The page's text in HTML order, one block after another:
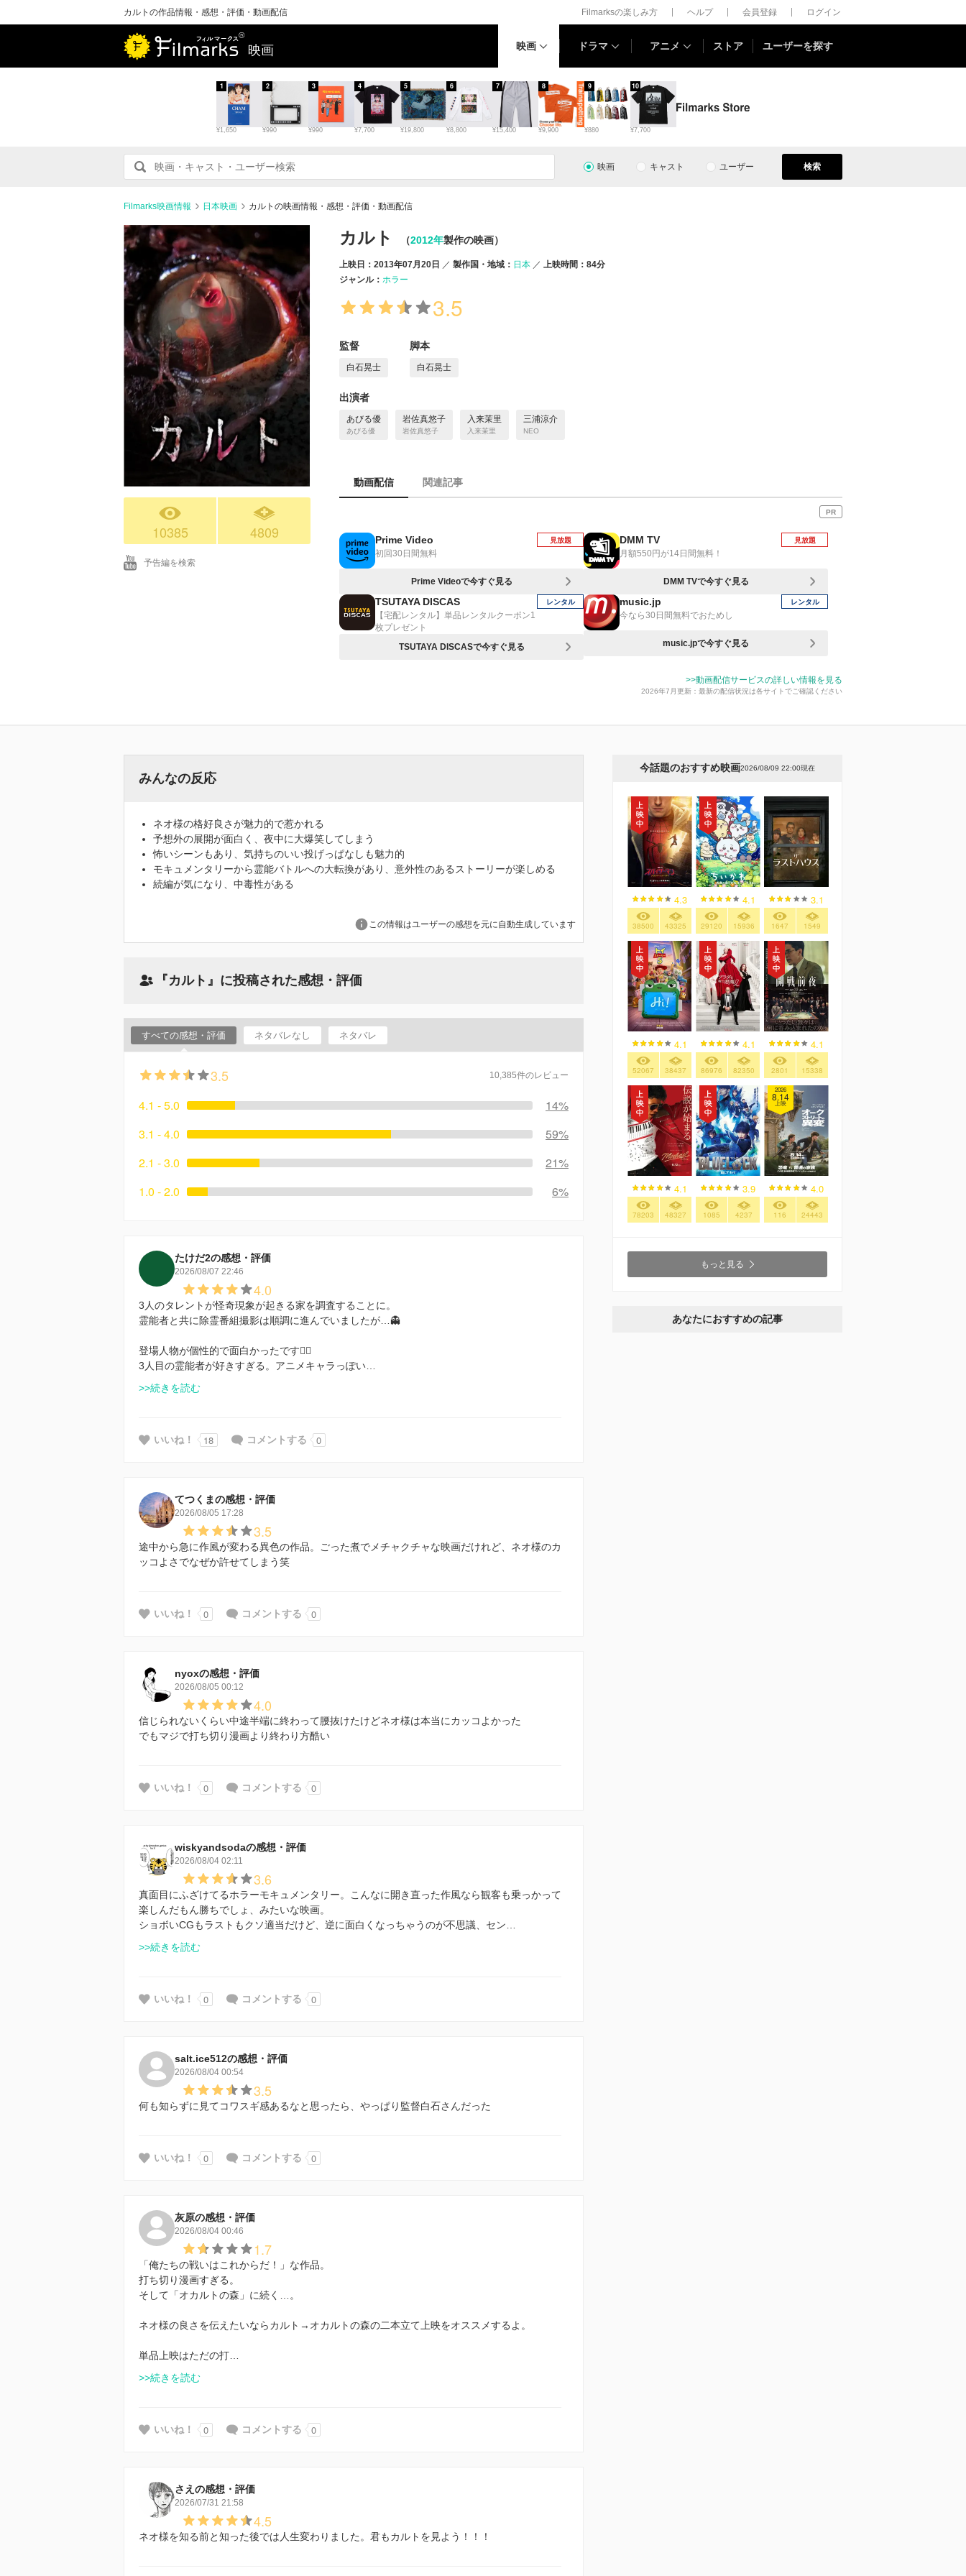
カルトの作品情報・感想・評価・動画配信 Filmarksの楽しみ方 ヘルプ 会員登録 ログイン
映画 映画 ドラマ アニメ ストア ユーザーを探す
¥1,650
1
¥990
2
¥990
3
¥7,700
4
¥19,800
5
¥8,800
6
¥15,400
7
¥9,900
8
¥880
9
¥7,700
10
映画 キャスト ユーザー 検索
Filmarks映画情報 日本映画 カルトの映画情報・感想・評価・動画配信
10385 4809
予告編を検索
カルト （2012年製作の映画）
上映日：2013年07月20日 製作国・地域： 日本
上映時間：84分
ジャンル： ホラー
3.5
監督
白石晃士
脚本
白石晃士
出演者
あびる優
あびる優
岩佐真悠子
岩佐真悠子
入来茉里
入来茉里
三浦涼介
NEO
動画配信 関連記事
PR
Prime Video
初回30日間無料
見放題
Prime Videoで今すぐ見る
DMM TV
月額550円が14日間無料！
見放題
DMM TVで今すぐ見る
TSUTAYA DISCAS
【宅配レンタル】単品レンタルクーポン1
枚プレゼント
レンタル
TSUTAYA DISCASで今すぐ見る
music.jp
今なら30日間無料でおためし
レンタル
music.jpで今すぐ見る
>>動画配信サービスの詳しい情報を見る
2026年7月更新：最新の配信状況は各サイトでご確認ください
みんなの反応
ネオ様の格好良さが魅力的で惹かれる
予想外の展開が面白く、夜中に大爆笑してしまう
怖いシーンもあり、気持ちのいい投げっぱなしも魅力的
モキュメンタリーから霊能バトルへの大転換があり、意外性のあるストーリーが楽しめる
続編が気になり、中毒性がある
この情報はユーザーの感想を元に自動生成しています
『カルト』に投稿された感想・評価
すべての感想・評価 ネタバレなし ネタバレ
3.5 10,385件のレビュー
4.1 - 5.0
14%
3.1 - 4.0
59%
2.1 - 3.0
21%
1.0 - 2.0
6%
たけだ2の感想・評価
2026/08/07 22:46
4.0
3人のタレントが怪奇現象が起きる家を調査することに。
霊能者と共に除霊番組撮影は順調に進んでいましたが…👻
登場人物が個性的で面白かったです🙆‍♀️
3人目の霊能者が好きすぎる。アニメキャラっぽい…
>>続きを読む
いいね！ 18 コメントする 0
てつくまの感想・評価
2026/08/05 17:28
3.5
途中から急に作風が変わる異色の作品。ごった煮でメチャクチャな映画だけれど、ネオ様のカ
ッコよさでなぜか許せてしまう笑
いいね！ 0 コメントする 0
nyoxの感想・評価
2026/08/05 00:12
4.0
信じられないくらい中途半端に終わって腰抜けたけどネオ様は本当にカッコよかった
でもマジで打ち切り漫画より終わり方酷い
いいね！ 0 コメントする 0
wiskyandsodaの感想・評価
2026/08/04 02:11
3.6
真面目にふざけてるホラーモキュメンタリー。こんなに開き直った作風なら観客も乗っかって
楽しんだもん勝ちでしょ、みたいな映画。
ショボいCGもラストもクソ適当だけど、逆に面白くなっちゃうのが不思議、セン…
>>続きを読む
いいね！ 0 コメントする 0
salt.ice512の感想・評価
2026/08/04 00:54
3.5
何も知らずに見てコワスギ感あるなと思ったら、やっぱり監督白石さんだった
いいね！ 0 コメントする 0
灰原の感想・評価
2026/08/04 00:46
1.7
「俺たちの戦いはこれからだ！」な作品。
打ち切り漫画すぎる。
そして「オカルトの森」に続く…。
ネオ様の良さを伝えたいならカルト→オカルトの森の二本立て上映をオススメするよ。
単品上映はただの打…
>>続きを読む
いいね！ 0 コメントする 0
さえの感想・評価
2026/07/31 21:58
4.5
ネオ様を知る前と知った後では人生変わりました。君もカルトを見よう！！！
今話題のおすすめ映画2026/08/09 22:00現在
4.3
38500 43325
4.1
29120 15936
3.1
1647 1549
4.1
52067 38437
4.1
86976 82350
4.1
2801 15338
4.1
78203 48327
3.9
1085 4237
2026
8.14
上映
4.0
116 24443
もっと見る
あなたにおすすめの記事